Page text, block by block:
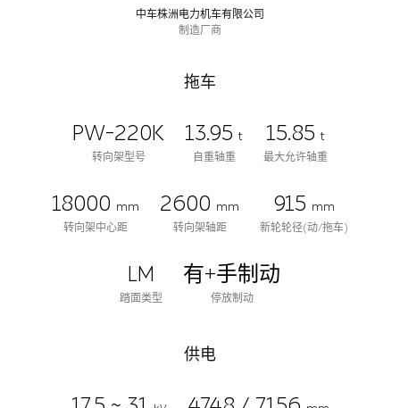
中车株洲电力机车有限公司
制造厂商
拖车
PW-220K
转向架型号
13.95 t
自重轴重
15.85 t
最大允许轴重
18000 mm
转向架中心距
2600 mm
转向架轴距
915 mm
新轮轮径(动/拖车)
LM
踏面类型
有+手制动
停放制动
供电